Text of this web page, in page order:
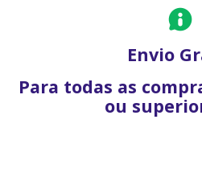
Envio
Para todas as
ou